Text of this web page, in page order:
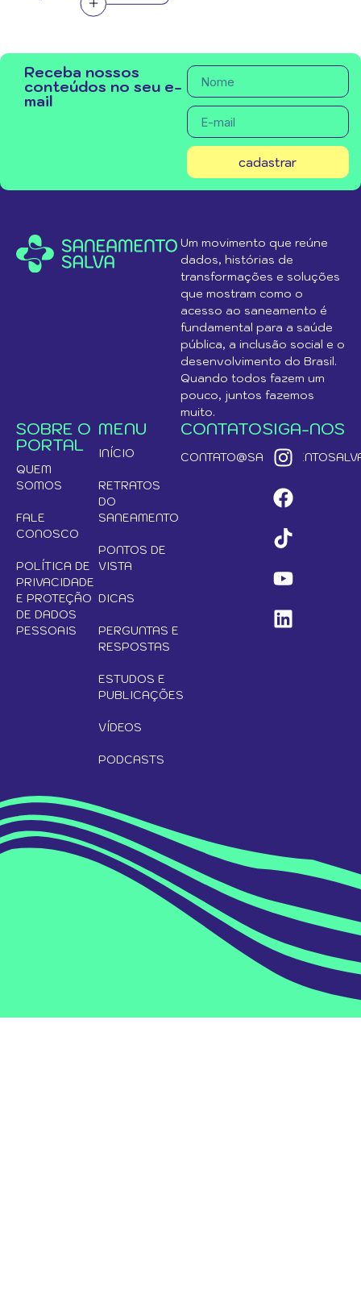
Receba nossos
conteúdos no seu e-
mail
cadastrar
Um movimento que reúne
dados, histórias de
transformações e soluções
que mostram como o
acesso ao saneamento é
fundamental para a saúde
pública, a inclusão social e o
desenvolvimento do Brasil.
Quando todos fazem um
pouco, juntos fazemos
muito.
SOBRE O
PORTAL
QUEM
SOMOS
FALE
CONOSCO
POLÍTICA DE
PRIVACIDADE
E PROTEÇÃO
DE DADOS
PESSOAIS
MENU
INÍCIO
RETRATOS
DO
SANEAMENTO
PONTOS DE
VISTA
DICAS
PERGUNTAS E
RESPOSTAS
ESTUDOS E
PUBLICAÇÕES
VÍDEOS
PODCASTS
CONTATOSIGA-NOS